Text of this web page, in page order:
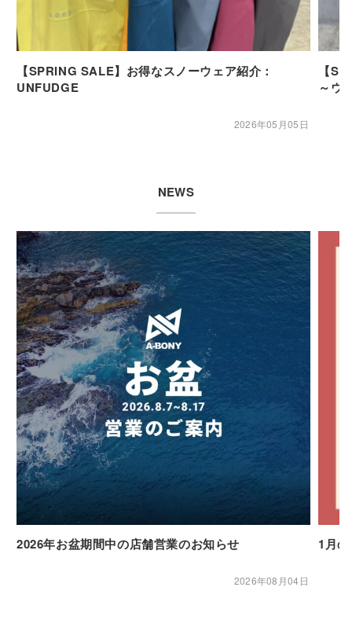
【SPRING SALE】お得なスノーウェア紹介：
UNFUDGE
2026年05月05日
【
～ウ
NEWS
2026年お盆期間中の店舗営業のお知らせ
2026年08月04日
1月